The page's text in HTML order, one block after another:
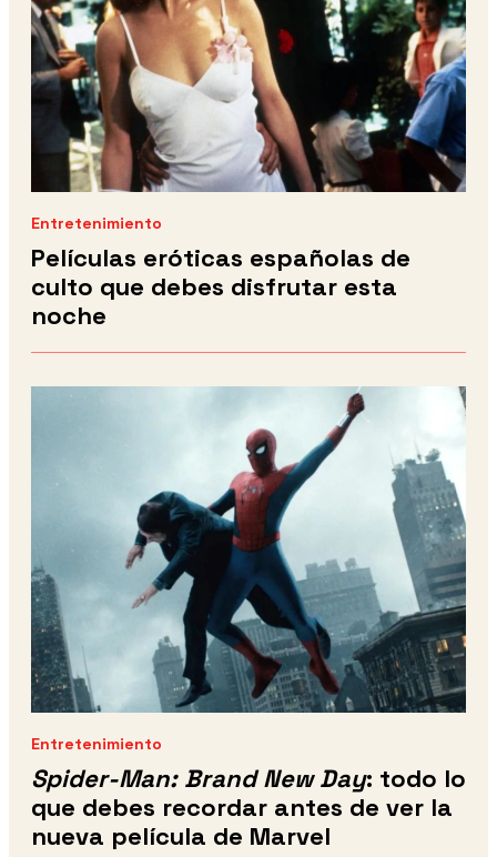
Entretenimiento
Películas eróticas españolas de
culto que debes disfrutar esta
noche
Entretenimiento
Spider-Man: Brand New Day: todo lo
que debes recordar antes de ver la
nueva película de Marvel